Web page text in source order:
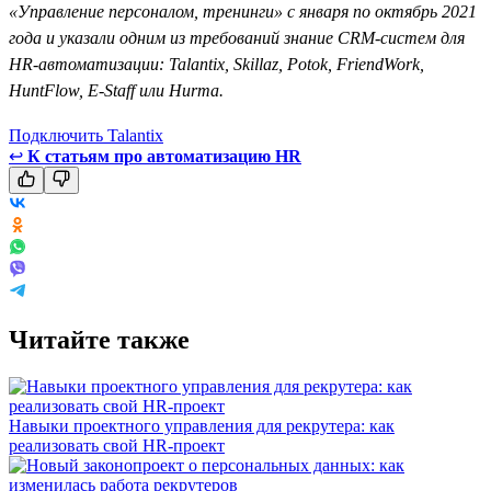
«Управление персоналом, тренинги» с января по октябрь 2021
года и указали одним из требований знание CRM-систем для
HR-автоматизации: Talantix, Skillaz, Potok, FriendWork,
HuntFlow, E-Staff или Hurma.
Подключить Talantix
↩ К статьям про автоматизацию HR
Читайте также
Навыки проектного управления для рекрутера: как
реализовать свой HR-проект